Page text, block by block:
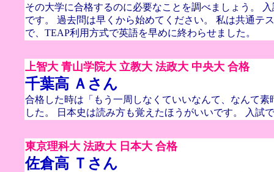
その大学に合格するのに必要なことを調べましょう。
です。 過去問は早くから始めてください。 私は共通テ
で、TEAP利用方式で英語を早めに終わらせました。
上智大 青山学院大 立教大 法政大 中央大 合格
千葉高 Ａさん
合格した時は「もう一周しなくていいなんて、なんて素
した。 日本史は読み方も覚えたほうがいいです。 入試
東京理科大 法政大 日本大 合格
佐倉高 Ｔさん